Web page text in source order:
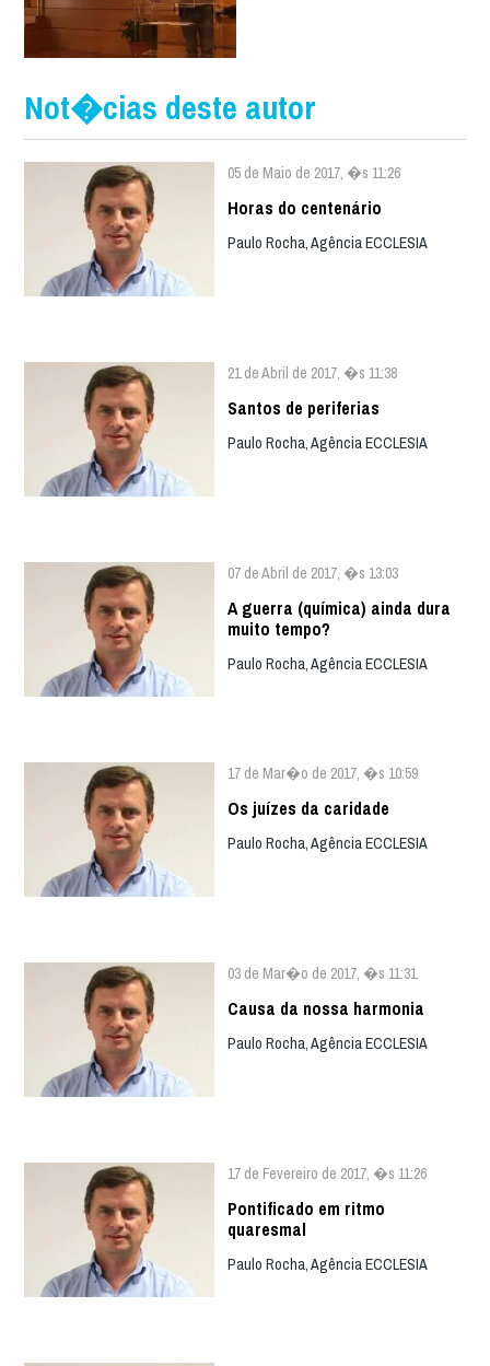
Not�cias deste autor
05 de Maio de 2017, �s 11:26
Horas do centenário
Paulo Rocha, Agência ECCLESIA
21 de Abril de 2017, �s 11:38
Santos de periferias
Paulo Rocha, Agência ECCLESIA
07 de Abril de 2017, �s 13:03
A guerra (química) ainda dura
muito tempo?
Paulo Rocha, Agência ECCLESIA
17 de Mar�o de 2017, �s 10:59
Os juízes da caridade
Paulo Rocha, Agência ECCLESIA
03 de Mar�o de 2017, �s 11:31
Causa da nossa harmonia
Paulo Rocha, Agência ECCLESIA
17 de Fevereiro de 2017, �s 11:26
Pontificado em ritmo
quaresmal
Paulo Rocha, Agência ECCLESIA